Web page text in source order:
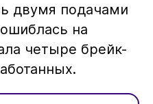
двумя подачами
на
четыре брейк-